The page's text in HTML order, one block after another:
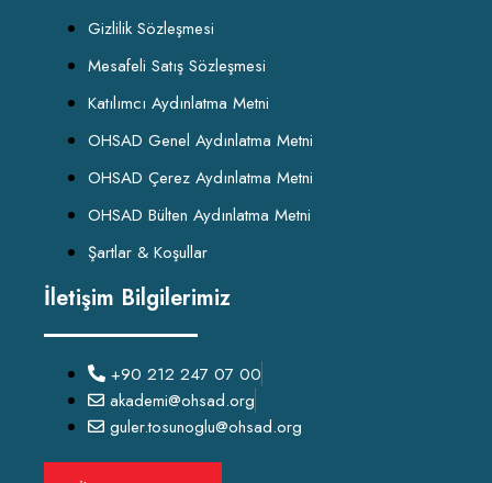
Gizlilik Sözleşmesi
Mesafeli Satış Sözleşmesi
Katılımcı Aydınlatma Metni
OHSAD Genel Aydınlatma Metni
OHSAD Çerez Aydınlatma Metni
OHSAD Bülten Aydınlatma Metni
Şartlar & Koşullar
İletişim Bilgilerimiz
+90 212 247 07 00
akademi@ohsad.org
guler.tosunoglu@ohsad.org